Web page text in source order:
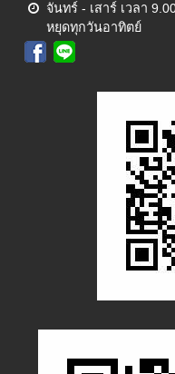
จันทร์ - เสาร์ เวลา
หยุดทุกวันอาทิตย์